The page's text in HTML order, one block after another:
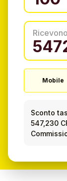
Ricevono
Mobile
Sconto
547,230